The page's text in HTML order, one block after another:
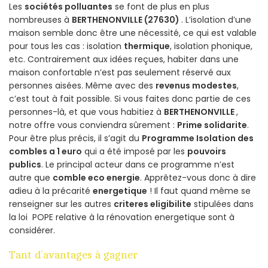
Les sociétés polluantes se font de plus en plus
nombreuses à BERTHENONVILLE (27630) . L’isolation d’une
maison semble donc être une nécessité, ce qui est valable
pour tous les cas : isolation thermique, isolation phonique,
etc. Contrairement aux idées reçues, habiter dans une
maison confortable n’est pas seulement réservé aux
personnes aisées. Même avec des revenus modestes,
c’est tout à fait possible. Si vous faites donc partie de ces
personnes-là, et que vous habitiez à BERTHENONVILLE,
notre offre vous conviendra sûrement : Prime solidarite.
Pour être plus précis, il s’agit du Programme Isolation des
combles a 1 euro qui a été imposé par les pouvoirs
publics. Le principal acteur dans ce programme n’est
autre que comble eco energie. Apprêtez-vous donc à dire
adieu à la précarité energetique ! Il faut quand même se
renseigner sur les autres criteres eligibilite stipulées dans
la loi POPE relative à la rénovation energetique sont à
considérer.
Tant d’avantages à gagner